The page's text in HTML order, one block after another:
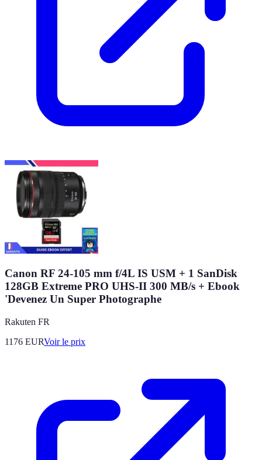
Canon RF 24-105 mm f/4L IS USM + 1 SanDisk
128GB Extreme PRO UHS-II 300 MB/s + Ebook
'Devenez Un Super Photographe
Rakuten FR
1176 EURVoir le prix